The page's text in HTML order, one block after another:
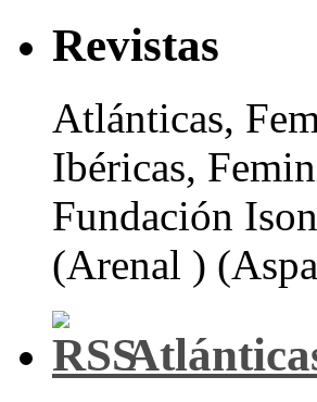
Revistas
Atlánticas,
Ibéricas,
Fundación
(Arenal )